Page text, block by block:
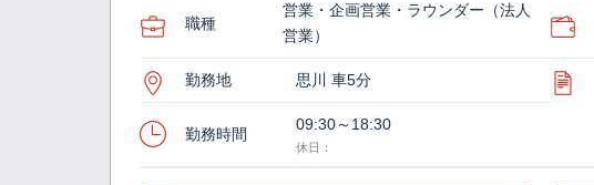
職種
営業・企画営業・ラウンダー（法人
営業）
勤務地 思川 車5分
勤務時間
09:30～18:30
休日：